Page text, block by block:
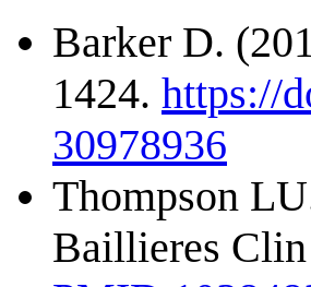
Barker D.
1424. https://
30978936
Thompson
Baillieres